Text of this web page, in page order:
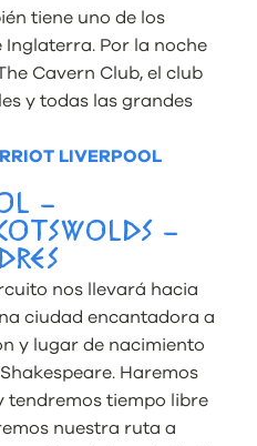
tiene uno de los
Inglaterra. Por la noche
Cavern Club, el club
y todas las grandes
LIVERPOOL
–
–
nos llevará hacia
ciudad encantadora a
y lugar de nacimiento
Haremos
tendremos tiempo libre
nuestra ruta a